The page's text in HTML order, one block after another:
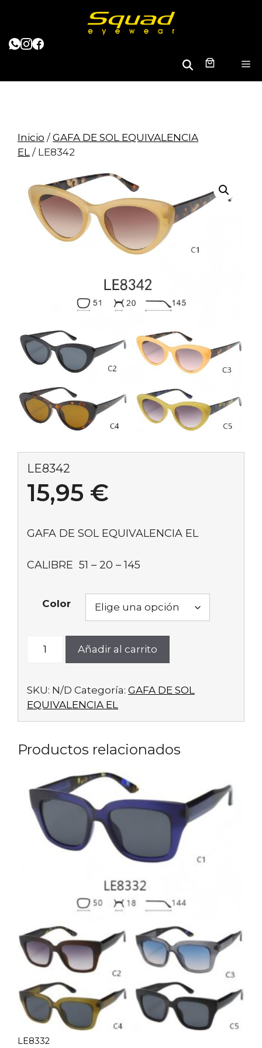
contenido
B
u
r
Inicio / GAFA DE SOL EQUIVALENCIA
EL / LE8342
LE8342
15,95 €
GAFA DE SOL EQUIVALENCIA EL
CALIBRE 51 – 20 – 145
Color
cantidad
Añadir al carrito
SKU: N/D Categoría: GAFA DE SOL
EQUIVALENCIA EL
Productos relacionados
LE8332